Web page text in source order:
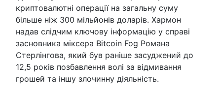
криптовалютні операції на загальну суму
більше ніж 300 мільйонів доларів. Хармон
надав слідчим ключову інформацію у справі
засновника міксера Bitcoin Fog Романа
Стерлінгова, який був раніше засуджений до
12,5 років позбавлення волі за відмивання
грошей та іншу злочинну діяльність.